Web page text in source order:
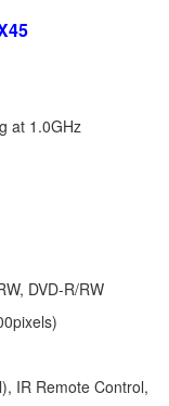
at 1.0GHz
DVD-R/RW
IR Remote Control,